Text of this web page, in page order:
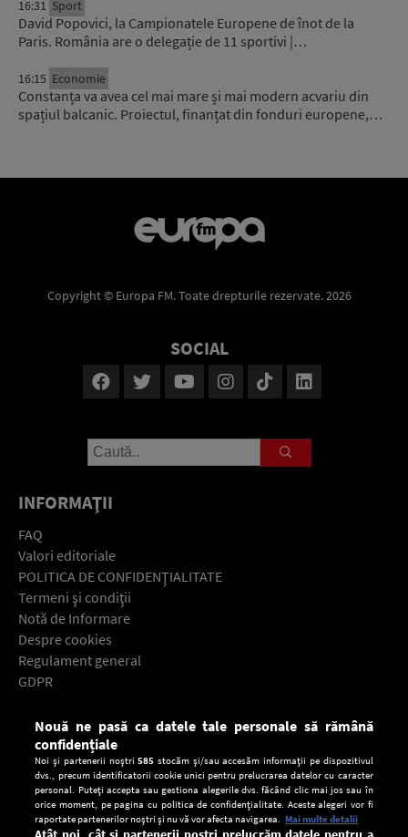
16:31 Sport
David Popovici, la Campionatele Europene de înot de la
Paris. România are o delegație de 11 sportivi |…
16:15 Economie
Constanța va avea cel mai mare și mai modern acvariu din
spațiul balcanic. Proiectul, finanțat din fonduri europene,…
Copyright © Europa FM. Toate drepturile rezervate. 2026
SOCIAL
INFORMAŢII
FAQ
Valori editoriale
POLITICA DE CONFIDENŢIALITATE
Termeni şi condiţii
Notă de Informare
Despre cookies
Regulament general
GDPR
Descarcă gratuit aplicaţia Europa FM pentru smartphone:
Nouă ne pasă ca datele tale personale să rămână
confidențiale
Noi și partenerii noștri585 stocăm și/sau accesăm informații pe dispozitivul
dvs., precum identificatorii cookie unici pentru prelucrarea datelor cu caracter
personal. Puteți accepta sau gestiona alegerile dvs. făcând clic mai jos sau în
orice moment, pe pagina cu politica de confidențialitate. Aceste alegeri vor fi
raportate partenerilor noștri și nu vă vor afecta navigarea. Mai multe detalii